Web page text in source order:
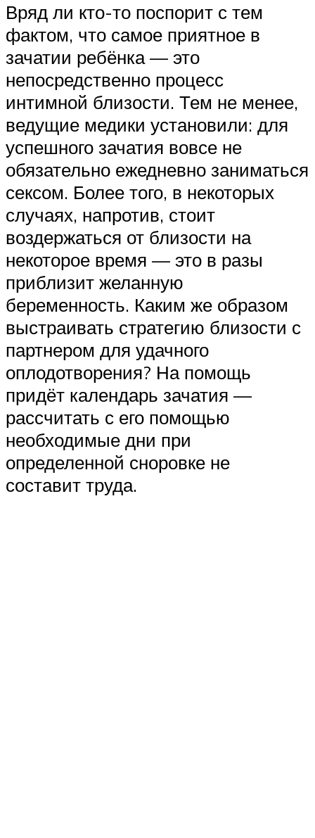
Вряд ли кто-то поспорит с тем
фактом, что самое приятное в
зачатии ребёнка — это
непосредственно процесс
интимной близости. Тем не менее,
ведущие медики установили: для
успешного зачатия вовсе не
обязательно ежедневно заниматься
сексом. Более того, в некоторых
случаях, напротив, стоит
воздержаться от близости на
некоторое время — это в разы
приблизит желанную
беременность. Каким же образом
выстраивать стратегию близости с
партнером для удачного
оплодотворения? На помощь
придёт календарь зачатия —
рассчитать с его помощью
необходимые дни при
определенной сноровке не
составит труда.